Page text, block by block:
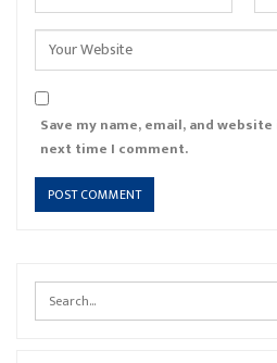
Save my name, email, and
next time I comment.